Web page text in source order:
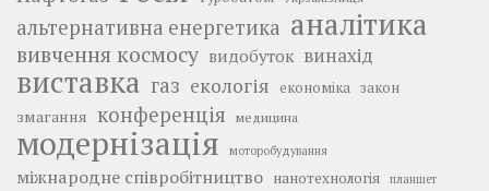
альтернативна енергетика аналітика
вивчення космосу видобуток винахід
виставка газ екологія економіка закон
змагання конференція медицина
модернізація моторобудування
міжнародне співробітництво нанотехнологія планшет